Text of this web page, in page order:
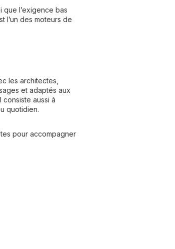
que l’exigence bas
l’un des moteurs de
les architectes,
et adaptés aux
consiste aussi à
quotidien.
pour accompagner